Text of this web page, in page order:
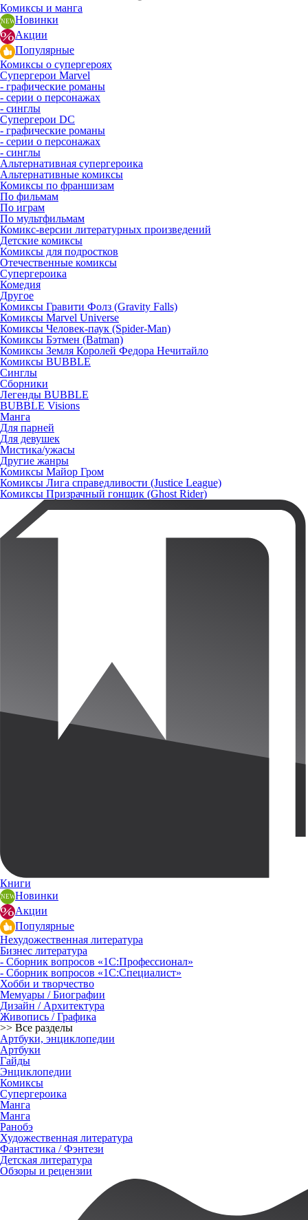
Комиксы и манга
Новинки
Акции
Популярные
Комиксы о супергероях
Супергерои Marvel
- графические романы
- серии о персонажах
- синглы
Супергерои DC
- графические романы
- серии о персонажах
- синглы
Альтернативная супергероика
Альтернативные комиксы
Комиксы по франшизам
По фильмам
По играм
По мультфильмам
Комикс-версии литературных произведений
Детские комиксы
Комиксы для подростков
Отечественные комиксы
Супергероика
Комедия
Другое
Комиксы Гравити Фолз (Gravity Falls)
Комиксы Marvel Universe
Комиксы Человек-паук (Spider-Man)
Комиксы Бэтмен (Batman)
Комиксы Земля Королей Федора Нечитайло
Комиксы BUBBLE
Синглы
Сборники
Легенды BUBBLE
BUBBLE Visions
Манга
Для парней
Для девушек
Мистика/ужасы
Другие жанры
Комиксы Майор Гром
Комиксы Лига справедливости (Justice League)
Комиксы Призрачный гонщик (Ghost Rider)
Книги
Новинки
Акции
Популярные
Нехудожественная литература
Бизнес литература
- Сборник вопросов «1С:Профессионал»
- Сборник вопросов «1С:Специалист»
Хобби и творчество
Мемуары / Биографии
Дизайн / Архитектура
Живопись / Графика
>> Все разделы
Артбуки, энциклопедии
Артбуки
Гайды
Энциклопедии
Комиксы
Супергероика
Манга
Манга
Ранобэ
Художественная литература
Фантастика / Фэнтези
Детская литература
Обзоры и рецензии